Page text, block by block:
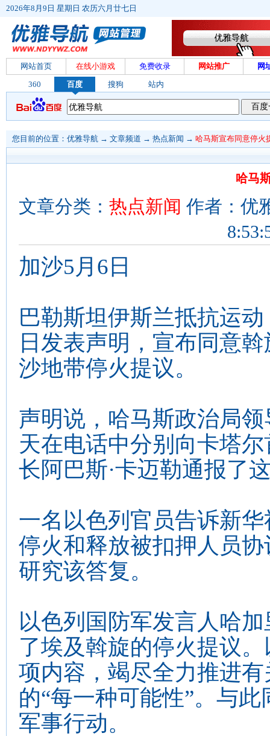
2026年8月9日 星期日 农历六月廿七日
网站首页 在线小游戏 免费收录 网站推广
网
360
百度 搜狗 站内
您目前的位置： 优雅导航 → 文章频道 → 热点新闻 → 哈马斯宣布同意停火
哈马
文章分类： 热点新闻 作者：优
加沙5月6日
巴勒斯坦伊斯兰抵抗运
日发表声明，宣布同意
沙地带停火提议。
声明说，哈马斯政治局
天在电话中分别向卡塔
长阿巴斯·卡迈勒通报了
一名以色列官员告诉新
停火和释放被扣押人员
研究该答复。
以色列国防军发言人哈
了埃及斡旋的停火提议
项内容，竭尽全力推进
的“每一种可能性”。与
军事行动。